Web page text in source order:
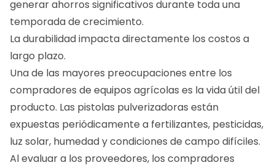
generar ahorros significativos durante toda una
temporada de crecimiento.
La durabilidad impacta directamente los costos a
largo plazo.
Una de las mayores preocupaciones entre los
compradores de equipos agrícolas es la vida útil del
producto. Las pistolas pulverizadoras están
expuestas periódicamente a fertilizantes, pesticidas,
luz solar, humedad y condiciones de campo difíciles.
Al evaluar a los proveedores, los compradores